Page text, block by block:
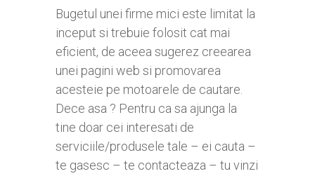
Bugetul unei firme mici este limitat la
inceput si trebuie folosit cat mai
eficient, de aceea sugerez creearea
unei pagini web si promovarea
acesteie pe motoarele de cautare.
Dece asa ? Pentru ca sa ajunga la
tine doar cei interesati de
serviciile/produsele tale – ei cauta –
te gasesc – te contacteaza – tu vinzi